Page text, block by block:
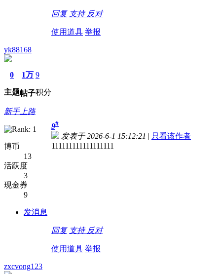
回复 支持 反对
使用道具 举报
yk88168
0
主题
1万
帖子
9
积分
新手上路
博币
13
活跃度
3
现金券
9
发消息
9#
发表于 2026-6-1 15:12:21 | 只看该作者
111111111111111111
回复 支持 反对
使用道具 举报
zxcvong123